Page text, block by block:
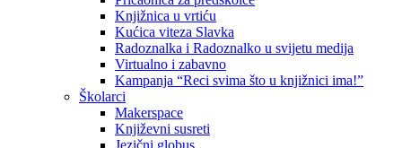
Knjižnica u vrtiću
Kućica viteza Slavka
Radoznalka i Radoznalko u svijetu medija
Virtualno i zabavno
Kampanja “Reci svima što u knjižnici ima!”
Školarci
Makerspace
Književni susreti
Jezični globus